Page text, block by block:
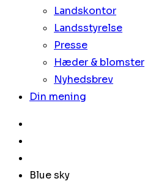
Landskontor
Landsstyrelse
Presse
Hæder & blomster
Nyhedsbrev
Din mening
Blue sky